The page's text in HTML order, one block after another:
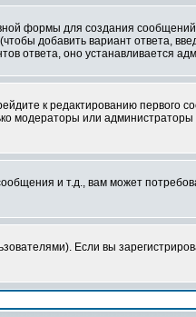
формы для создания
добавить вариант ответа,
ответа, оно устанавливается
к редактированию первого
модераторы или
и т.д., вам может
Если вы